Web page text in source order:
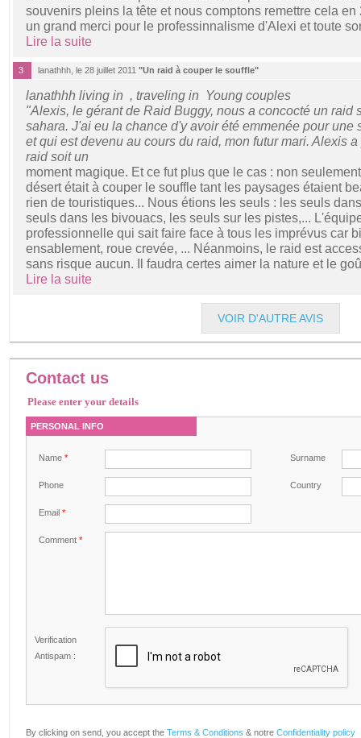
souvenirs pleins la tête et nous comptons remettre cela
un grand merci pour le professinnalisme d'Alexi et toute
Lire la suite
3 lanathhh, le 28 juillet 2011 "Un raid à couper le souffle"
lanathhh living in , traveling in Young couples
"Alexis, le gérant de Raid Buggy, nous a concocté un raid
sahara. J'ai eu la chance d'y avoir été emmenée pour une
et qui est devenu au cours du raid, mon futur mari. Alexis
raid soit un
moment magique. Et ce fut plus que le cas : non
désert était à couper le souffle tant les paysages étaient
rien de touristiques... Nous étions les seuls : les seuls
seuls dans les bivouacs, les seuls sur les pistes,...
professionnelle qui sait faire face à tous les imprévus car
ensablement, roue crevée, ... Néanmoins, le raid est
sans risque aucun. Il faudra certes aimer la nature et le
Lire la suite
VOIR D'AUTRE AVIS
Contact us
Please enter your details
PERSONAL INFO
Name * Surname
Phone Country
Email *
Comment *
Verification
Antispam :
By clicking on send, you accept the Terms & Conditions & notre Confidentiality policy